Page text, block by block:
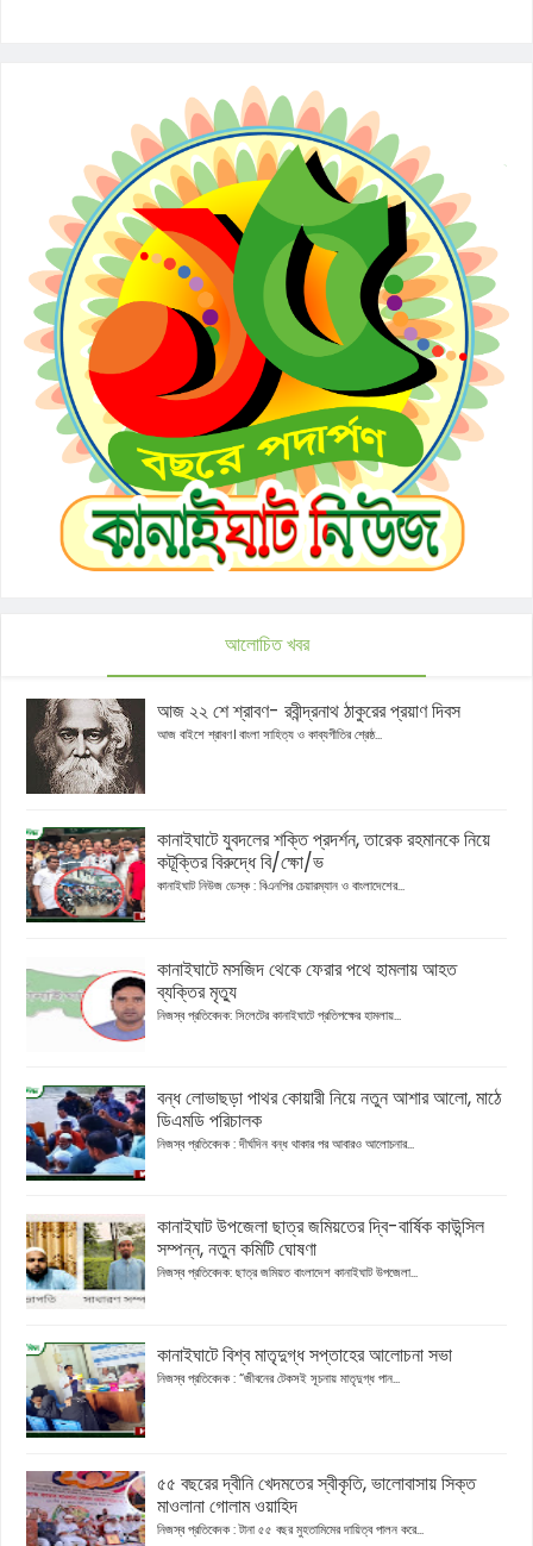
আলোচিত খবর
আজ ২২ শে শ্রাবণ- রবীন্দ্রনাথ ঠাকুরের প্রয়াণ দিবস
আজ বাইশে শ্রাবণ। বাংলা সাহিত্য ও কাব্যগীতির শ্রেষ্ঠ...
কানাইঘাটে যুবদলের শক্তি প্রদর্শন, তারেক রহমানকে নিয়ে
কটূক্তির বিরুদ্ধে বি/ক্ষো/ভ
কানাইঘাট নিউজ ডেস্ক : বিএনপির চেয়ারম্যান ও বাংলাদেশের...
কানাইঘাটে মসজিদ থেকে ফেরার পথে হামলায় আহত
ব্যক্তির মৃত্যু
নিজস্ব প্রতিবেদক: সিলেটের কানাইঘাটে প্রতিপক্ষের হামলায়...
বন্ধ লোভাছড়া পাথর কোয়ারী নিয়ে নতুন আশার আলো, মাঠে
ডিএমডি পরিচালক
নিজস্ব প্রতিবেদক : দীর্ঘদিন বন্ধ থাকার পর আবারও আলোচনার...
কানাইঘাট উপজেলা ছাত্র জমিয়তের দ্বি-বার্ষিক কাউন্সিল
সম্পন্ন, নতুন কমিটি ঘোষণা
নিজস্ব প্রতিবেদক: ছাত্র জমিয়ত বাংলাদেশ কানাইঘাট উপজেলা...
কানাইঘাটে বিশ্ব মাতৃদুগ্ধ সপ্তাহের আলোচনা সভা
নিজস্ব প্রতিবেদক : “জীবনের টেকসই সূচনায় মাতৃদুগ্ধ পান...
৫৫ বছরের দ্বীনি খেদমতের স্বীকৃতি, ভালোবাসায় সিক্ত
মাওলানা গোলাম ওয়াহিদ
নিজস্ব প্রতিবেদক : টানা ৫৫ বছর মুহতামিমের দায়িত্ব পালন করে...